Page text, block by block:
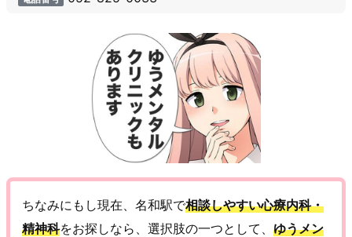
ちなみにもし現在、名和駅で相談しやすい心療内科・
精神科をお探しなら、選択肢の一つとして、 ゆうメン